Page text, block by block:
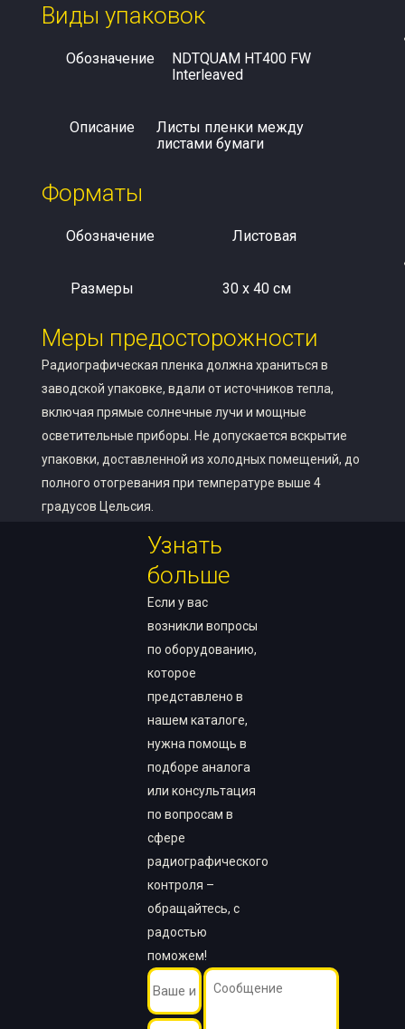
Виды упаковок
Обозначение
NDTQUAM HT400 FW
Interleaved
Описание
Листы пленки между
листами бумаги
Форматы
Обозначение Листовая
Размеры 30 x 40 см
Меры предосторожности
Радиографическая пленка должна храниться в
заводской упаковке, вдали от источников тепла,
включая прямые солнечные лучи и мощные
осветительные приборы. Не допускается вскрытие
упаковки, доставленной из холодных помещений, до
полного отогревания при температуре выше 4
градусов Цельсия.
Узнать
больше
Если у вас
возникли вопросы
по оборудованию,
которое
представлено в
нашем каталоге,
нужна помощь в
подборе аналога
или консультация
по вопросам в
сфере
радиографического
контроля –
обращайтесь, с
радостью
поможем!